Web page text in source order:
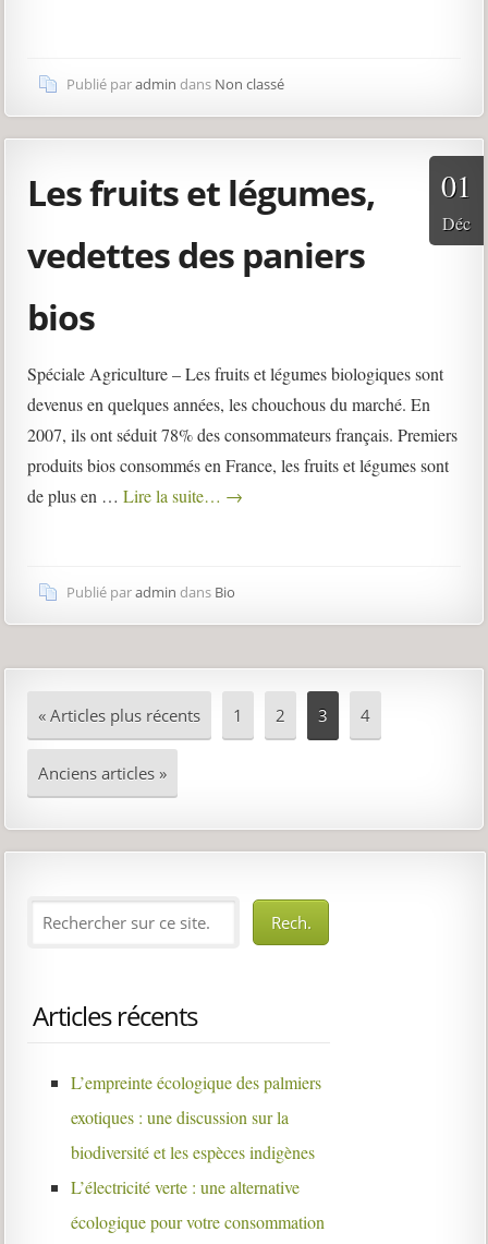
Publié paradmin dans Non classé
Les fruits et légumes,
vedettes des paniers
bios
01
Déc
Spéciale Agriculture – Les fruits et légumes biologiques sont
devenus en quelques années, les chouchous du marché. En
2007, ils ont séduit 78% des consommateurs français. Premiers
produits bios consommés en France, les fruits et légumes sont
de plus en …Lire la suite… →
Publié paradmin dans Bio
« Articles plus récents 1 2 3 4
Anciens articles »
Articles récents
L’empreinte écologique des palmiers
exotiques : une discussion sur la
biodiversité et les espèces indigènes
L’électricité verte : une alternative
écologique pour votre consommation